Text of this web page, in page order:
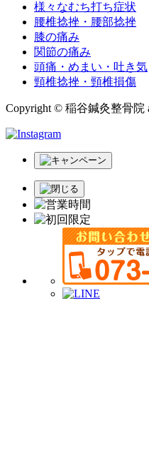
様々なむち打ち症状
腰椎捻挫・腰部捻挫
膝の痛み
関節の痛み
頭痛・めまい・吐き気
頸椎捻挫・頸椎損傷
Copyright © 稲谷鍼灸整骨院